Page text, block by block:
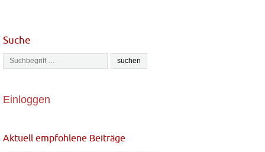
Suche
Einloggen
Aktuell empfohlene Beiträge